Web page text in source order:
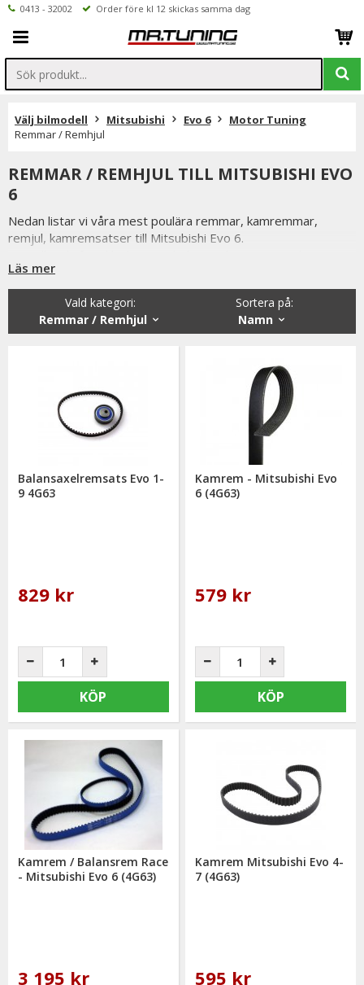
0413 - 32002 Order före kl 12 skickas samma dag
Välj bilmodell Mitsubishi Evo 6
Motor Tuning
Remmar / Remhjul
REMMAR / REMHJUL TILL MITSUBISHI EVO
6
Nedan listar vi våra mest poulära remmar, kamremmar,
remjul, kamremsatser till Mitsubishi Evo 6.
Vi på Mr Tuning har själva ett stort intresse för bilstyling &
biltuning, därför vet vi att de produkter vi erbjuder håller
måttet då vi aldrig skulle erbjuda någonting vi själva inte skulle
välja att använda.
Läs mer
Sortera på:
Namn
Vald kategori:
Remmar / Remhjul
Balansaxelremsats Evo 1-
9 4G63
829 kr
KÖP
Kamrem - Mitsubishi Evo
6 (4G63)
579 kr
KÖP
Kamrem / Balansrem Race
- Mitsubishi Evo 6 (4G63)
3 195 kr
Kamrem Mitsubishi Evo 4-
7 (4G63)
595 kr